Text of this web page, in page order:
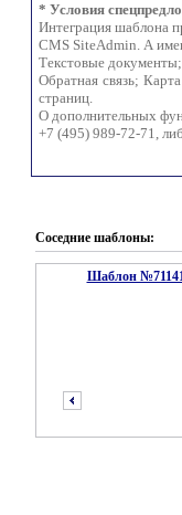
* Условия
Интеграция шаблона
CMS SiteAdmin. А
Текстовые
Обратная связь;
страниц.
О дополнительных
+7 (495) 989-72-71,
Соседние шаблоны:
Шаблон